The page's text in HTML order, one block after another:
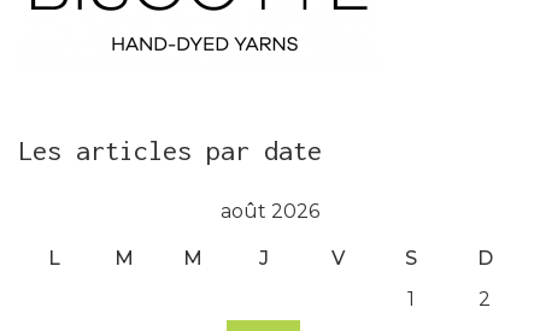
Les articles par date
août 2026
L M M J V S
D
1
2